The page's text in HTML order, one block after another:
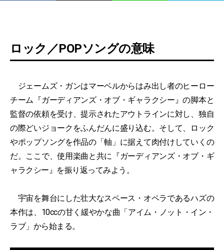
ロック／POPソングの意味
ジェームズ・ガンはマーベルからはみ出し者のヒーロー
チーム『ガーディアンズ・オブ・ギャラクシー』の脚本と
監督の依頼を受け、提示されたアウトラインに対し、独自
の際どいジョークをふんだんに盛り込む。そして、ロック
やポップソングを作品の「軸」に据えて肉付けしていくの
だ。ここで、使用楽曲と共に『ガーディアンズ・オブ・ギ
ャラクシー』を振り返ってみよう。
宇宙を舞台にした壮大なスペース・オペラであるハズの
本作は、10ccの甘く緩やかな曲「アイム・ノット・イン・
ラブ」から始まる。